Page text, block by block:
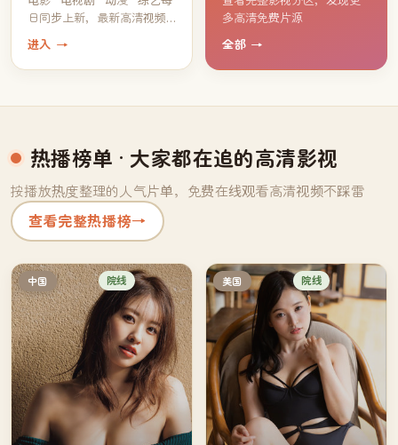
日同步上新，最新高清视频
持续免费观看
进入 →
多高清免费片源
全部 →
热播榜单 · 大家都在追的高清影视
按播放热度整理的人气片单，免费在线观看高清视频不踩雷
查看完整热播榜→
中国 院线 美国 院线